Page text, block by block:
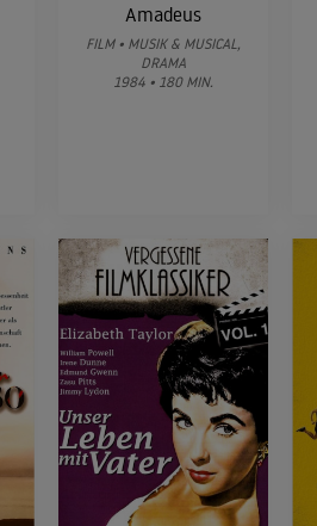
Amadeus
FILM • MUSIK & MUSICAL,
DRAMA
1984 • 180 MIN.